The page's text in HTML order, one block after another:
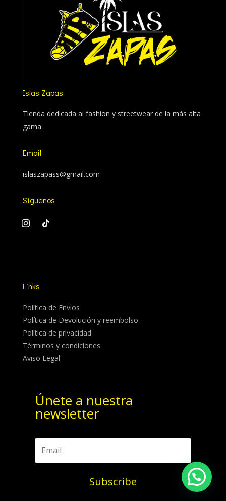
Islas Zapas
Tienda dedicada al fashion y streetwear de la más alta
gama
Email
islaszapass@gmail.com
Síguenos
Links
Política de Envíos
Política de Devolución y reembolso
Política de privacidad
Términos y condiciones
Aviso Legal
Únete a nuestra
newsletter
Subscribe